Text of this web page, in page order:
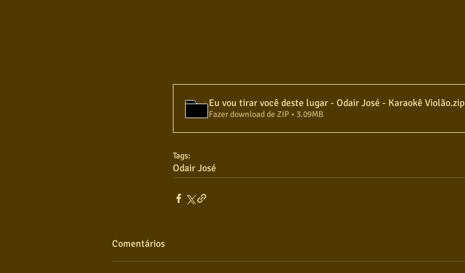
Eu vou tirar você deste lugar - Odair José - Karaokê Violão.zip
Fazer download de ZIP • 3.09MB
Tags:
Odair José
Comentários